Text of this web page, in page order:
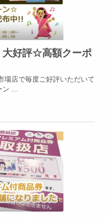
大好評☆高額クーポ
場店で毎度ご好評いただいて
ン …